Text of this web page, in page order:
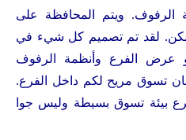
الرفوف. ويتم المحافظة على
لقد تم تصميم كل شيء في
و عرض الفرع وأنظمة الرفوف
تسوق مريح لكم داخل الفرع.
بيئة تسوق بسيطة وليس جوا